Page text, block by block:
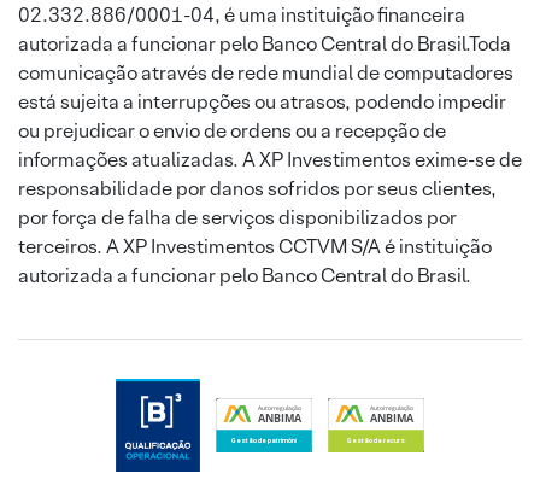
02.332.886/0001-04, é uma instituição financeira
autorizada a funcionar pelo Banco Central do Brasil.Toda
comunicação através de rede mundial de computadores
está sujeita a interrupções ou atrasos, podendo impedir
ou prejudicar o envio de ordens ou a recepção de
informações atualizadas. A XP Investimentos exime-se de
responsabilidade por danos sofridos por seus clientes,
por força de falha de serviços disponibilizados por
terceiros. A XP Investimentos CCTVM S/A é instituição
autorizada a funcionar pelo Banco Central do Brasil.